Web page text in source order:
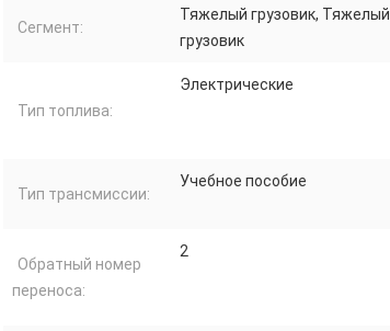
Сегмент:
Тяжелый грузовик, Тяжелый
грузовик
Тип топлива:
Электрические
Тип трансмиссии:
Учебное пособие
Обратный номер
переноса:
2